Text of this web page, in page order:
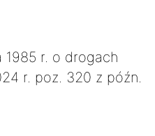
1985 r. o drogach
r. poz. 320 z późn.